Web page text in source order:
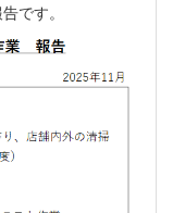
です。